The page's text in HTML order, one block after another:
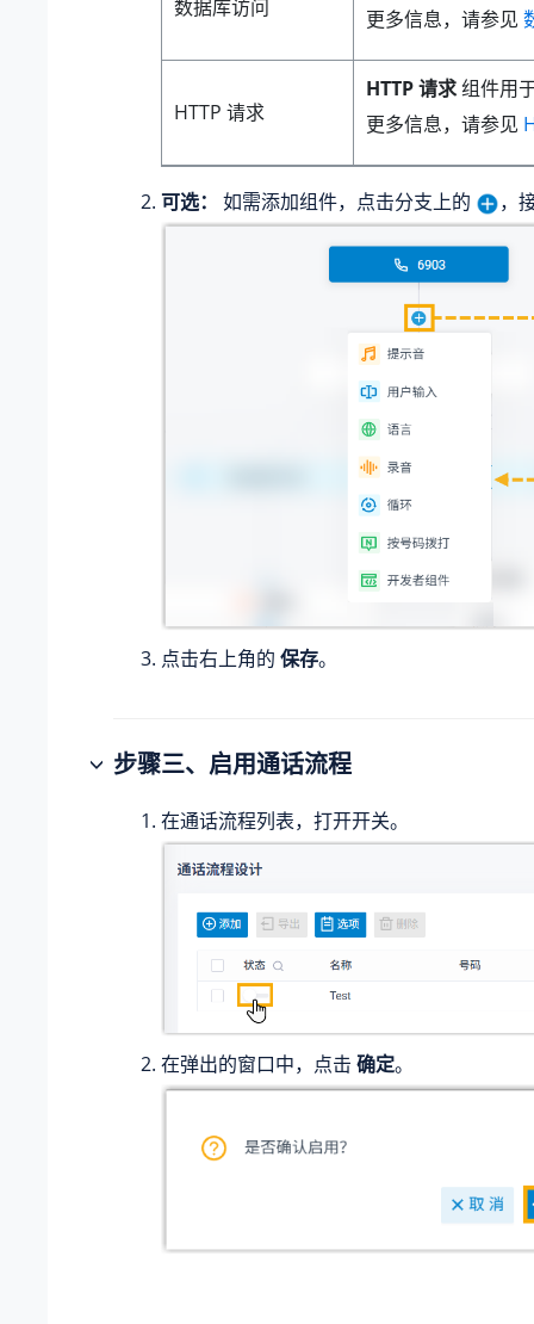
数据库访问
更多信息，请参见
HTTP 请求
HTTP 请求组件用
更多信息，请参见
可选： 如需添加组件，点击分支上的 ，
点击右上角的 保存。
步骤三、启用通话流程
在通话流程列表，打开开关。
在弹出的窗口中，点击 确定。